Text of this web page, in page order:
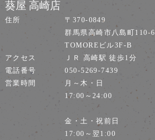
葵屋 高崎店
住所
〒370-0849
群馬県高崎市八島町110-6
TOMOREビル3F-B
アクセス
ＪＲ 高崎駅 徒歩1分
電話番号
050-5269-7439
営業時間
月～木・日
17:00～24:00
金・土・祝前日
17:00～翌1:00